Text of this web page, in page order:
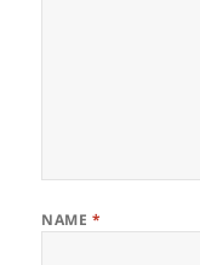
NAME *